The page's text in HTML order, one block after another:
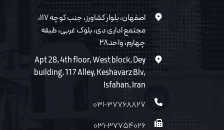
اصفهان، بلوار کشاورز، جنب کوچه ۱۱۷،
مجتمع اداری دی، بلوک غربی، طبقه
چهارم، واحد۲۸
Apt 28, 4th floor, West block, Dey
building, 117 Alley, Keshavarz Blv,
Isfahan, Iran
۰۳۱-۳۷۷۶۸۸۲۷
۰۳۱-۳۷۷۵۴۰۲۶